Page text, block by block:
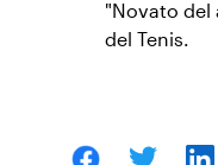
"Novato del
del Tenis.